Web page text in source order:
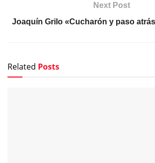
Next Post
Joaquín Grilo «Cucharón y paso
Related Posts